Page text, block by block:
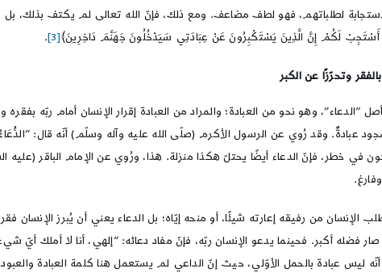
لطلباتهم، فهو لطف مضاعف. ومع ذلك، فإنّ الله تعالى لم يكتف بذلك،
أَسْتَجِبْ لَكُمْ إِنَّ الَّذِينَ يَسْتَكْبِرُونَ عَنْ عِبَادَتِي سَيَدْخُلُونَ جَهَنَّمَ دَاخِرِينَ﴾[3]
.
وتحرّزًا عن الكبر
“الدعاء”، وهو نحو من العبادة؛ والمراد من العبادة إقرار الإنسان أمام ربّه
عبادةٌ. وقد رُوي عن الرسول الأكرم (صلّى الله عليه وآله وسلّم) أنّه قال: “الدُّعَاءُ
في خطر، فإنّ الدعاء أيضًا يحتلّ هكذا منزلة. هذا، ورُوي عن الإمام الباقر (عليه
الإنسان من رفيقه إعارته شيئًا، أو منحه إيّاه؛ بل الدعاء يعني أن يُبرز
فضله أكبر. فحينما يدعو الإنسان ربّه، فإنّ مفاد دعائه: “إلهي، أنا لا أملك
ليس عبادة بالحمل الأوّلي، حيث إنّ الداعي لم يستعمل هنا كلمة العبادة